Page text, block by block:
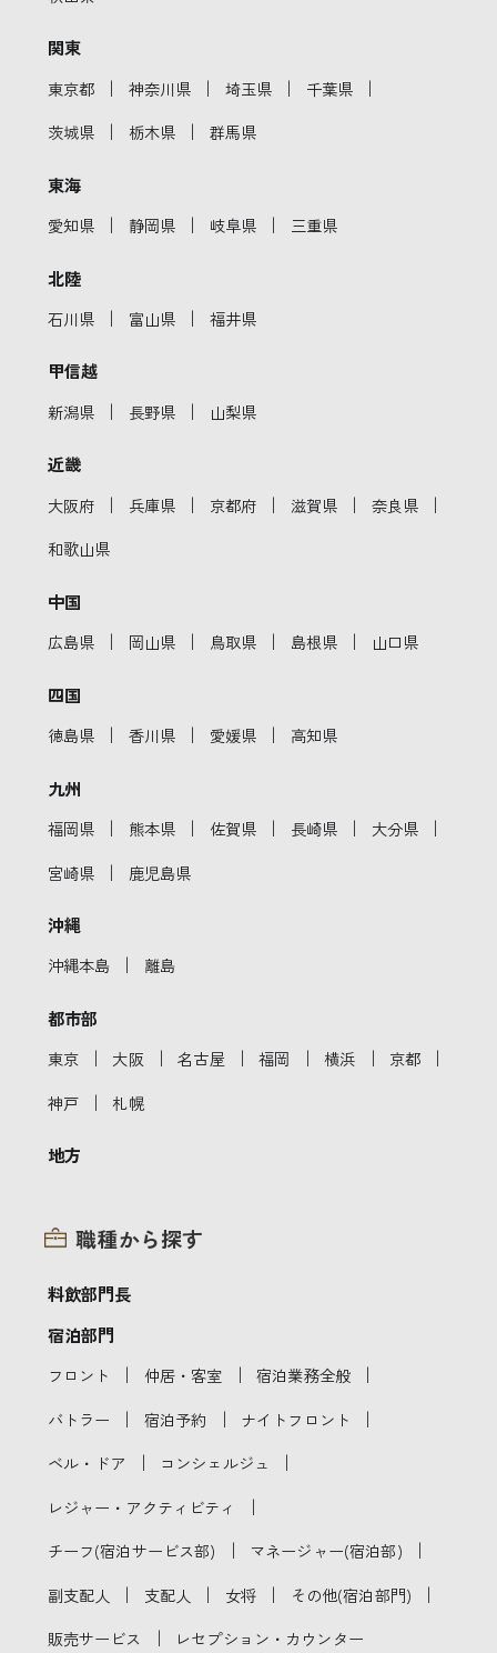
関東
東京都 ｜ 神奈川県 ｜ 埼玉県 ｜ 千葉県 ｜
茨城県 ｜ 栃木県 ｜ 群馬県
東海
愛知県 ｜ 静岡県 ｜ 岐阜県 ｜ 三重県
北陸
石川県 ｜ 富山県 ｜ 福井県
甲信越
新潟県 ｜ 長野県 ｜ 山梨県
近畿
大阪府 ｜ 兵庫県 ｜ 京都府 ｜ 滋賀県 ｜ 奈良県 ｜
和歌山県
中国
広島県 ｜ 岡山県 ｜ 鳥取県 ｜ 島根県 ｜ 山口県
四国
徳島県 ｜ 香川県 ｜ 愛媛県 ｜ 高知県
九州
福岡県 ｜ 熊本県 ｜ 佐賀県 ｜ 長崎県 ｜ 大分県 ｜
宮崎県 ｜ 鹿児島県
沖縄
沖縄本島 ｜ 離島
都市部
東京 ｜ 大阪 ｜ 名古屋 ｜ 福岡 ｜ 横浜 ｜ 京都 ｜
神戸 ｜ 札幌
地方
職種から探す
料飲部門長
宿泊部門
フロント ｜ 仲居・客室 ｜ 宿泊業務全般 ｜
バトラー ｜ 宿泊予約 ｜ ナイトフロント ｜
ベル・ドア ｜ コンシェルジュ ｜
レジャー・アクティビティ ｜
チーフ(宿泊サービス部) ｜ マネージャー(宿泊部) ｜
副支配人 ｜ 支配人 ｜ 女将 ｜ その他(宿泊部門) ｜
販売サービス ｜ レセプション・カウンター